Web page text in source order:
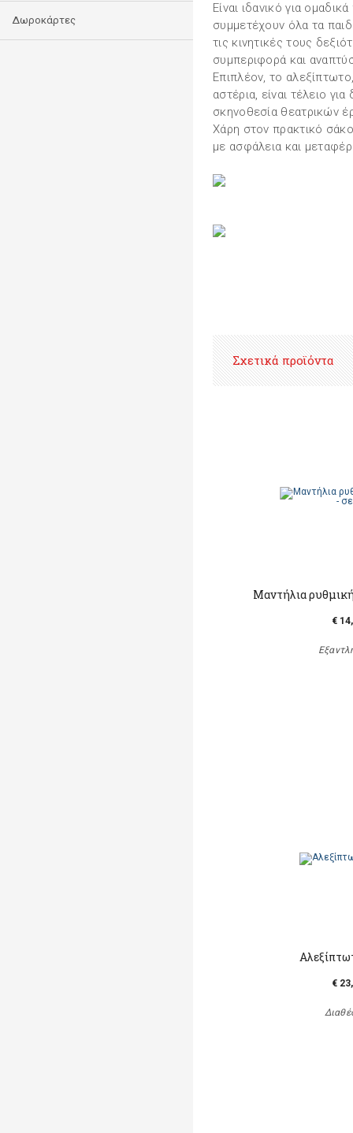
Δωροκάρτες
Είναι ιδανικό για
συμμετέχουν όλα τα
τις κινητικές τους
συμπεριφορά και
Επιπλέον, το
αστέρια, είναι τέλειο
σκηνοθεσία θεατρικών
Χάρη στον πρακτικό
με ασφάλεια και
Σχετικά προϊόντα
Μαντήλια
€
€